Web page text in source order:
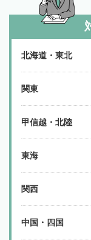
北海道・東北
関東
甲信越・北陸
東海
関西
中国・四国